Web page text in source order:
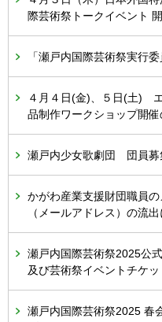
際芸術祭トークイベント
「瀬戸内国際芸術祭実行
４月４日(金)、５日(土)
品制作ワークショップ開
瀬戸内少女歌劇団 団員募
かがわ産業支援財団職員
（メールアドレス）の流
瀬戸内国際芸術祭2025公
及び芸術祭イベントチケ
瀬戸内国際芸術祭2025 春